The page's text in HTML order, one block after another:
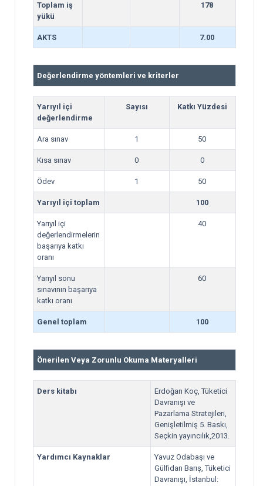
Toplam iş
yükü
178
AKTS 7.00
Değerlendirme yöntemleri ve kriterler
Yarıyıl içi
değerlendirme
Sayısı Katkı Yüzdesi
Ara sınav 1 50
Kısa sınav 0 0
Ödev 1 50
Yarıyıl içi toplam 100
Yarıyıl içi
değerlendirmelerin
başarıya katkı
oranı
40
Yarıyıl sonu
sınavının başarıya
katkı oranı
60
Genel toplam 100
Önerilen Veya Zorunlu Okuma Materyalleri
Ders kitabı
Erdoğan Koç, Tüketici
Davranışı ve
Pazarlama Stratejileri,
Genişletilmiş 5. Baskı,
Seçkin yayıncılık,2013.
Yardımcı Kaynaklar
Yavuz Odabaşı ve
Gülfidan Barış, Tüketici
Davranışı, İstanbul: